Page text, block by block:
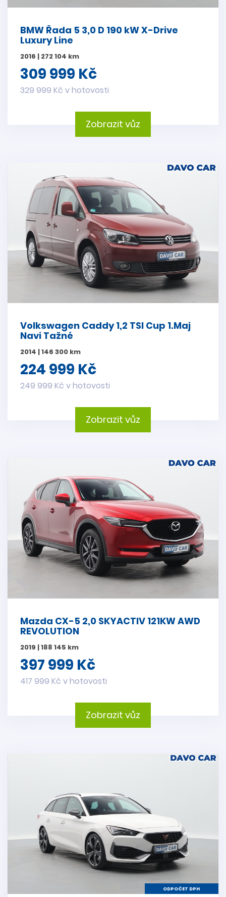
BMW Řada 5 3,0 D 190 kW X-Drive
Luxury Line
2016 | 272 104 km
309 999 Kč
329 999 Kč v hotovosti
Zobrazit vůz
Volkswagen Caddy 1,2 TSI Cup 1.Maj
Navi Tažné
2014 | 146 300 km
224 999 Kč
249 999 Kč v hotovosti
Zobrazit vůz
Mazda CX-5 2,0 SKYACTIV 121KW AWD
REVOLUTION
2019 | 188 145 km
397 999 Kč
417 999 Kč v hotovosti
Zobrazit vůz
ODPOČET DPH